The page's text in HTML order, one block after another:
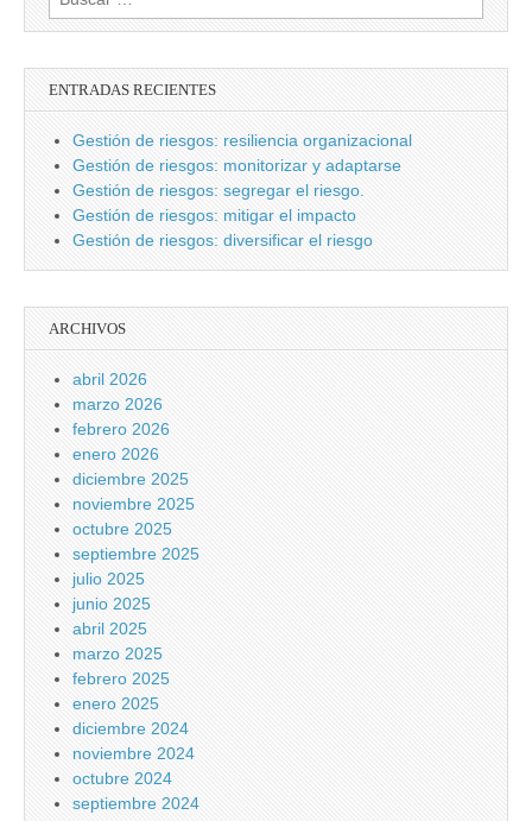
ENTRADAS RECIENTES
Gestión de riesgos: resiliencia organizacional
Gestión de riesgos: monitorizar y adaptarse
Gestión de riesgos: segregar el riesgo.
Gestión de riesgos: mitigar el impacto
Gestión de riesgos: diversificar el riesgo
ARCHIVOS
abril 2026
marzo 2026
febrero 2026
enero 2026
diciembre 2025
noviembre 2025
octubre 2025
septiembre 2025
julio 2025
junio 2025
abril 2025
marzo 2025
febrero 2025
enero 2025
diciembre 2024
noviembre 2024
octubre 2024
septiembre 2024